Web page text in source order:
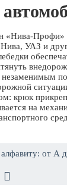
«Нива-Профи»
УАЗ и
незаменимым
крюк
на
от А